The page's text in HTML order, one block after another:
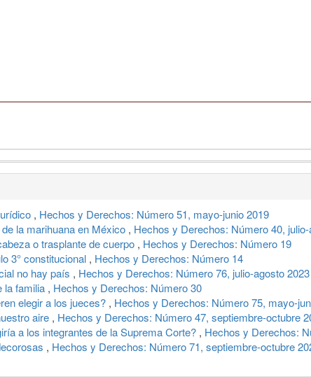
, Hechos y Derechos: Número 51, mayo-junio 2019
la marihuana en México , Hechos y Derechos: Número 40,
o trasplante de cuerpo , Hechos y Derechos: Número 19
3° constitucional , Hechos y Derechos: Número 14
no hay país , Hechos y Derechos: Número 76, julio-agosto 2023
la familia , Hechos y Derechos: Número 30
elegir a los jueces? , Hechos y Derechos: Número 75, mayo-
aire , Hechos y Derechos: Número 47, septiembre-octubre
a los integrantes de la Suprema Corte? , Hechos y Derechos:
, Hechos y Derechos: Número 71, septiembre-octubre